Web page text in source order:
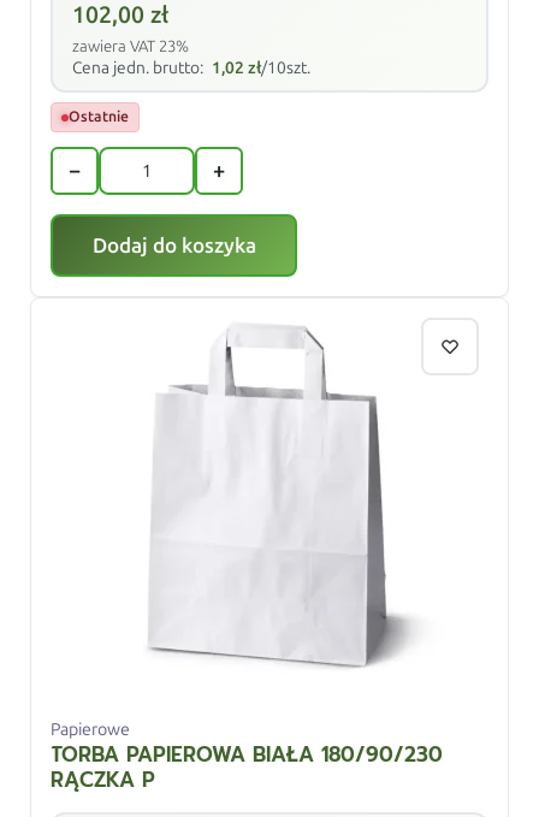
102,00zł
zawiera VAT 23%
Cena jedn. brutto: 1,02zł/10szt.
Ostatnie
− +
Dodaj do koszyka
Papierowe
TORBA PAPIEROWA BIAŁA 180/90/230
RĄCZKA P